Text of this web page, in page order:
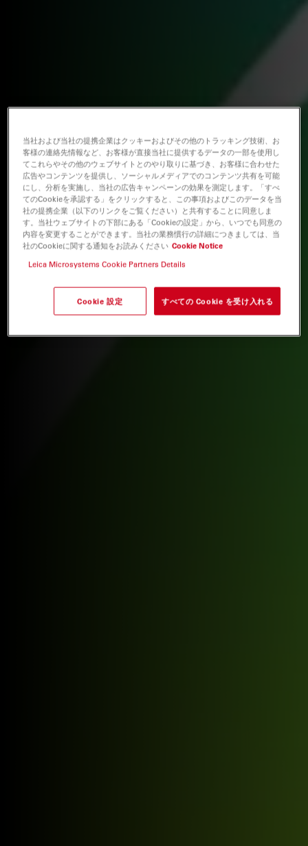
当社および当社の提携企業はクッキーおよびその他のトラッキング技術、お
客様の連絡先情報など、お客様が直接当社に提供するデータの一部を使用し
てこれらやその他のウェブサイトとのやり取りに基づき、お客様に合わせた
広告やコンテンツを提供し、ソーシャルメディアでのコンテンツ共有を可能
にし、分析を実施し、当社の広告キャンペーンの効果を測定します。「すべ
てのCookieを承認する」をクリックすると、この事項およびこのデータを当
社の提携企業（以下のリンクをご覧ください）と共有することに同意しま
す。当社ウェブサイトの下部にある「Cookieの設定」から、いつでも同意の
内容を変更することができます。当社の業務慣行の詳細につきましては、当
社のCookieに関する通知をお読みください Cookie Notice
Leica Microsystems Cookie Partners Details
Cookie 設定 すべての Cookie を受け入れる